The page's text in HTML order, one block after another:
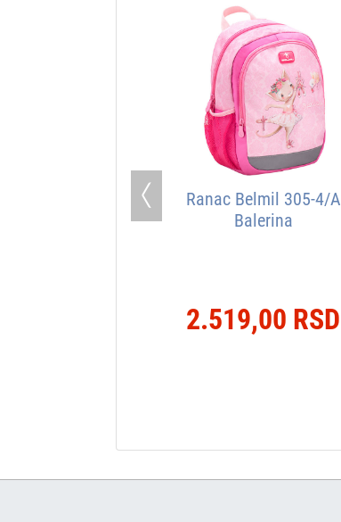
Ranac Belmil 305-4/A
Balerina
2.519,00 RSD
Previous